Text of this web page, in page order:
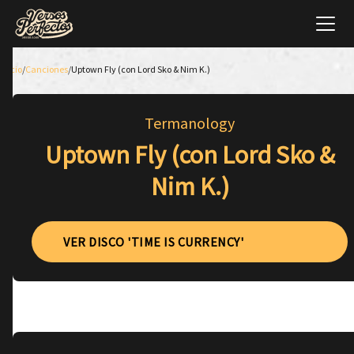
Inicio/Canciones/Uptown Fly (con Lord Sko & Nim K.)
Termanology
Uptown Fly (con Lord Sko &
Nim K.)
VER DISCO 'TIME IS CURRENCY'